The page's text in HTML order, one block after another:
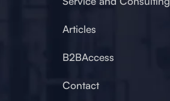
Articles
B2BAccess
Contact